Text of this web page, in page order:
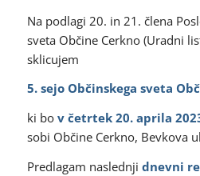
Na podlagi 20. in 21. člena
sveta Občine Cerkno (Uradni
sklicujem
5. sejo Občinskega sveta
ki bo v četrtek 20. aprila
sobi Občine Cerkno, Bevkova
Predlagam naslednji dnevni